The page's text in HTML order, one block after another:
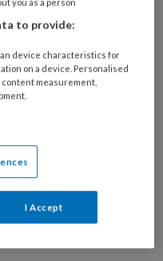
voor de
is het een
een op feiten
in de besloten
meer openbare
die vraag gaat
to provide:
device characteristics for
on a device. Personalised
measurement,
I Accept